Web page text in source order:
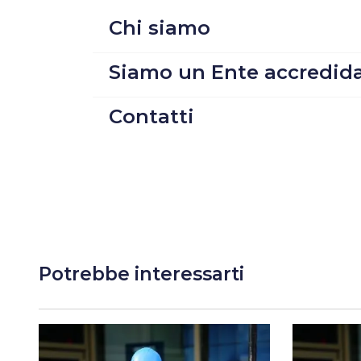
Chi siamo
Siamo un Ente
Contatti
Potrebbe interessarti